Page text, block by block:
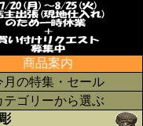
商品案内
月の特集・セール
テゴリーから選ぶ